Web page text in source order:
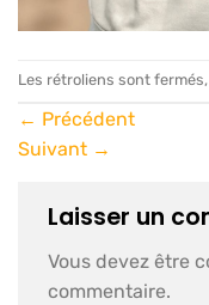
Les rétroliens sont
← Précédent
Suivant →
Laisser un
Vous devez être
commentaire.